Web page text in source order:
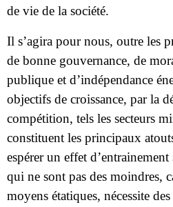
de vie de la société.
Il s’agira pour nous, outre les
de bonne gouvernance, de
publique et d’indépendance
objectifs de croissance, par la
compétition, tels les secteurs
constituent les principaux
espérer un effet
qui ne sont pas des moindres,
moyens étatiques, nécessite